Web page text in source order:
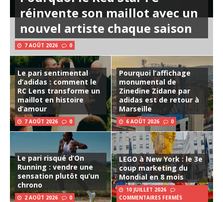
réinvente son maillot avec un
nouvel artiste chaque saison
7 AOÛT 2026 0
Le pari sentimental
d’adidas : comment le
RC Lens transforme un
maillot en histoire
d’amour
7 AOÛT 2026 0
Pourquoi l’affichage
monumental de
Zinedine Zidane par
adidas est de retour à
Marseille
6 AOÛT 2026 0
Le pari risqué d’On
Running : vendre une
sensation plutôt qu’un
chrono
2 AOÛT 2026 0
LEGO à New York : le 3e
coup marketing du
Mondial en 8 mois
10 JUILLET 2026
COMMENTAIRES FERMÉS